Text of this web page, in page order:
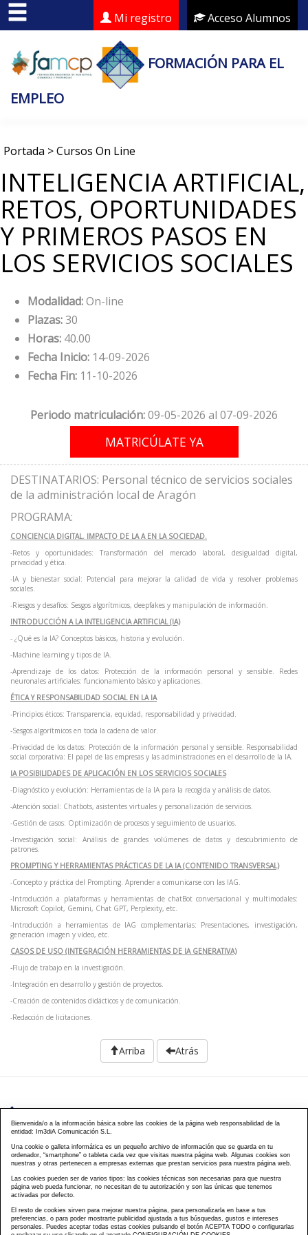
Acceso Alumnos
Mi registro
FORMACIÓN PARA EL
EMPLEO
Portada >Cursos On Line
INTELIGENCIA ARTIFICIAL,
RETOS, OPORTUNIDADES
Y PRIMEROS PASOS EN
LOS SERVICIOS SOCIALES
Modalidad:On-line
Plazas:30
Horas: 40.00
Fecha Inicio: 14-09-2026
Fecha Fin: 11-10-2026
Periodo matriculación:09-05-2026 al 07-09-2026
DESTINATARIOS: Personal técnico de servicios sociales
de la administración local de Aragón
PROGRAMA:
CONCIENCIA DIGITAL. IMPACTO DE LA A EN LA SOCIEDAD.
-Retos y oportunidades: Transformación del mercado laboral, desigualdad digital,
privacidad y ética.
-IA y bienestar social: Potencial para mejorar la calidad de vida y resolver problemas
sociales.
-Riesgos y desafíos: Sesgos algorítmicos, deepfakes y manipulación de información.
INTRODUCCIÓN A LA INTELIGENCIA ARTIFICIAL (IA)
- ¿Qué es la IA? Conceptos básicos, historia y evolución.
-Machine learning y tipos de IA.
-Aprendizaje de los datos: Protección de la información personal y sensible. Redes
neuronales artificiales: funcionamiento básico y aplicaciones.
ÉTICA Y RESPONSABILIDAD SOCIAL EN LA IA
-Principios éticos: Transparencia, equidad, responsabilidad y privacidad.
-Sesgos algorítmicos en toda la cadena de valor.
-Privacidad de los datos: Protección de la información personal y sensible. Responsabilidad
social corporativa: El papel de las empresas y las administraciones en el desarrollo de la IA.
IA POSIBILIDADES DE APLICACIÓN EN LOS SERVICIOS SOCIALES
-Diagnóstico y evolución: Herramientas de la IA para la recogida y análisis de datos.
-Atención social: Chatbots, asistentes virtuales y personalización de servicios.
-Gestión de casos: Optimización de procesos y seguimiento de usuarios.
-Investigación social: Análisis de grandes volúmenes de datos y descubrimiento de
patrones.
PROMPTING Y HERRAMIENTAS PRÁCTICAS DE LA IA (CONTENIDO TRANSVERSAL)
-Concepto y práctica del Prompting. Aprender a comunicarse con las IAG.
-Introducción a plataformas y herramientas de chatBot conversacional y multimodales:
Microsoft Copilot, Gemini, Chat GPT, Perplexity, etc.
-Introducción a herramientas de IAG complementarias: Presentaciones, investigación,
generación imagen y vídeo, etc.
CASOS DE USO (INTEGRACIÓN HERRAMIENTAS DE IA GENERATIVA)
-Flujo de trabajo en la investigación.
-Integración en desarrollo y gestión de proyectos.
-Creación de contenidos didácticos y de comunicación.
-Redacción de licitaciones.
Arriba Atrás
976 203 103
Calle Mayor, 40, CP 50001 - Zaragoza
cursos@famcp.org
Plan de Formación|Cursos On Line|Cursos
Presenciales
Campus|Matriculación|Aviso Legal|Política
Privacidad|Política Cookies|FAQs|Mapa Web
Bienvenida/o a la información básica sobre las cookies de la página web responsabilidad de la
entidad: Im3diA Comunicación S.L.
Una cookie o galleta informática es un pequeño archivo de información que se guarda en tu
ordenador, “smartphone” o tableta cada vez que visitas nuestra página web. Algunas cookies son
nuestras y otras pertenecen a empresas externas que prestan servicios para nuestra página web.
Las cookies pueden ser de varios tipos: las cookies técnicas son necesarias para que nuestra
página web pueda funcionar, no necesitan de tu autorización y son las únicas que tenemos
activadas por defecto.
El resto de cookies sirven para mejorar nuestra página, para personalizarla en base a tus
preferencias, o para poder mostrarte publicidad ajustada a tus búsquedas, gustos e intereses
personales. Puedes aceptar todas estas cookies pulsando el botón ACEPTA TODO o configurarlas